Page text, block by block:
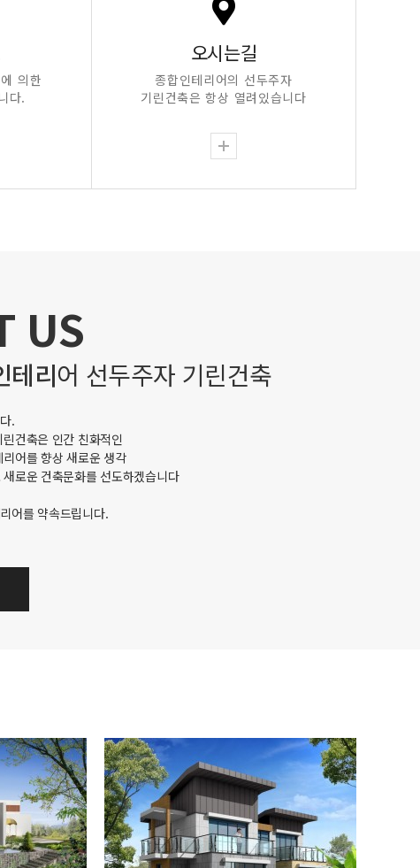
의한
다.
오시는길
종합인테리어의 선두주자
기린건축은 항상 열려있습니다
US
테리어 선두주자 기린건축
.
건축은 인간 친화적인
어를 향상 새로운 생각
로운 건축문화를 선도하겠습니다
어를 약속드립니다.